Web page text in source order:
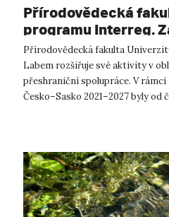
Přírodovědecká
programu Interreg.
přeshraniční
partnery
Přírodovědecká fakulta
Labem rozšiřuje své aktivity v
přeshraniční spolupráce. V
Česko–Sasko 2021–2027 byly od